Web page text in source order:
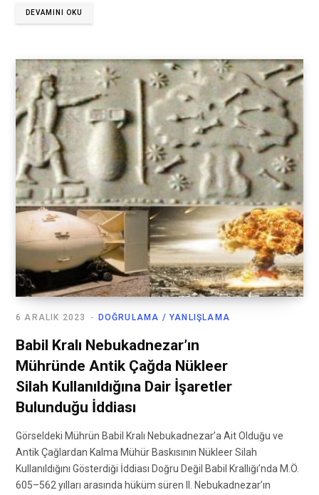
DEVAMINI OKU
DOĞRULAMA / YANLIŞLAMA
6 ARALIK 2023
Babil Kralı Nebukadnezar’ın
Mühründe Antik Çağda Nükleer
Silah Kullanıldığına Dair İşaretler
Bulunduğu İddiası
Görseldeki Mührün Babil Kralı Nebukadnezar’a Ait Olduğu ve
Antik Çağlardan Kalma Mühür Baskısının Nükleer Silah
Kullanıldığını Gösterdiği İddiası Doğru Değil Babil Krallığı’nda M.Ö.
605–562 yılları arasında hüküm süren II. Nebukadnezar’ın